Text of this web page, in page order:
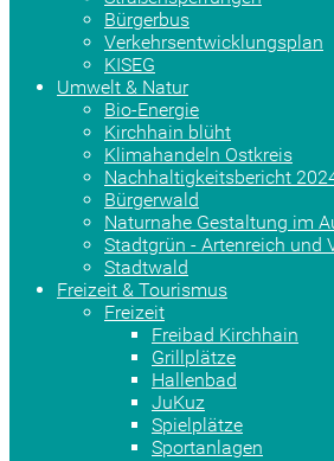
Bürgerbus
Verkehrsentwicklungsplan
KISEG
Umwelt & Natur
Bio-Energie
Kirchhain blüht
Klimahandeln Ostkreis
Nachhaltigkeitsbericht
Bürgerwald
Naturnahe Gestaltung im
Stadtgrün - Artenreich und
Stadtwald
Freizeit & Tourismus
Freizeit
Freibad Kirchhain
Grillplätze
Hallenbad
JuKuz
Spielplätze
Sportanlagen